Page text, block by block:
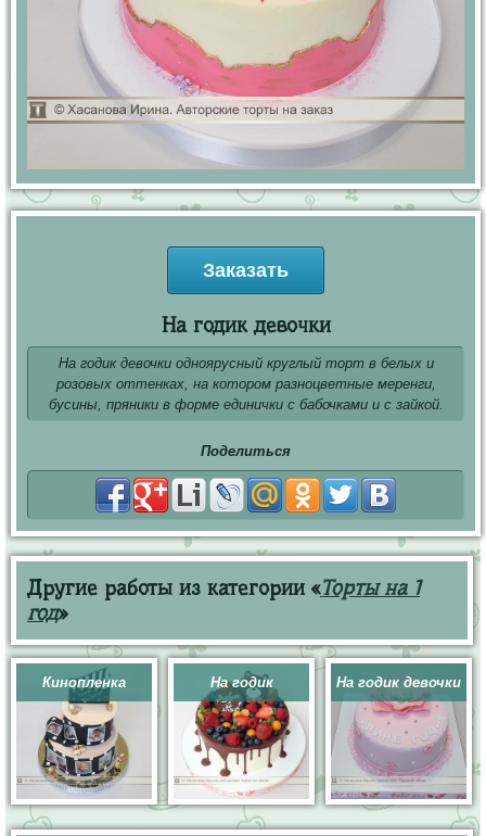
Заказать
На годик девочки
На годик девочки одноярусный круглый торт в белых и
розовых оттенках, на котором разноцветные меренги,
бусины, пряники в форме единички с бабочками и с зайкой.
Поделиться
Другие работы из категории «Торты на 1
год»
Кинопленка На годик На годик девочки